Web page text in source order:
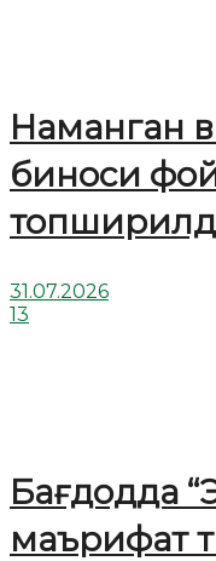
Наманган
биноси
31.07.2026
13
Бағдодда
маърифат